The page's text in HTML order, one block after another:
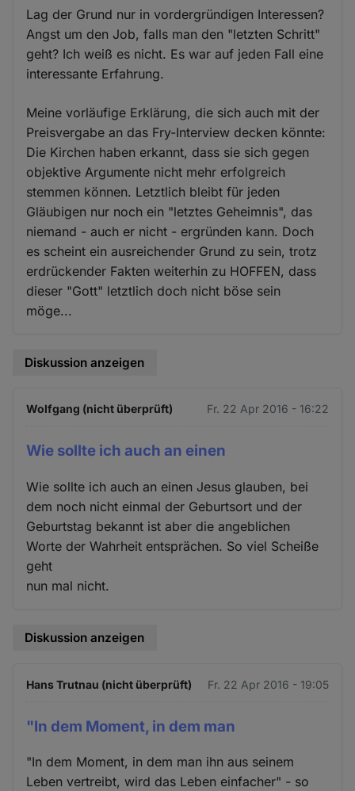
Lag der Grund nur in vordergründigen Interessen?
Angst um den Job, falls man den "letzten Schritt"
geht? Ich weiß es nicht. Es war auf jeden Fall eine
interessante Erfahrung.
Meine vorläufige Erklärung, die sich auch mit der
Preisvergabe an das Fry-Interview decken könnte:
Die Kirchen haben erkannt, dass sie sich gegen
objektive Argumente nicht mehr erfolgreich
stemmen können. Letztlich bleibt für jeden
Gläubigen nur noch ein "letztes Geheimnis", das
niemand - auch er nicht - ergründen kann. Doch
es scheint ein ausreichender Grund zu sein, trotz
erdrückender Fakten weiterhin zu HOFFEN, dass
dieser "Gott" letztlich doch nicht böse sein
möge...
Diskussion anzeigen
Wolfgang (nicht überprüft) Fr. 22 Apr 2016 - 16:22
Wie sollte ich auch an einen
Wie sollte ich auch an einen Jesus glauben, bei
dem noch nicht einmal der Geburtsort und der
Geburtstag bekannt ist aber die angeblichen
Worte der Wahrheit entsprächen. So viel Scheiße
geht
nun mal nicht.
Diskussion anzeigen
Hans Trutnau (nicht überprüft) Fr. 22 Apr 2016 - 19:05
"In dem Moment, in dem man
"In dem Moment, in dem man ihn aus seinem
Leben vertreibt, wird das Leben einfacher" - so